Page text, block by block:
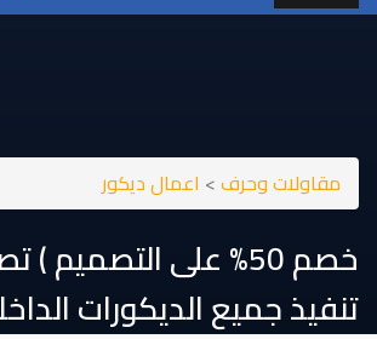
مقاولات وحرف> اعمال ديكور
خصم ⁦⁦50⁩⁩% على التصميم
تنفيذ جميع الديكورات